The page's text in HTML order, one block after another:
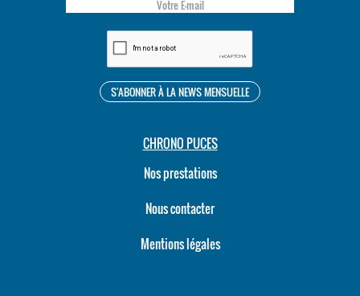
CHRONO PUCES
Nos prestations
Nous contacter
Mentions légales